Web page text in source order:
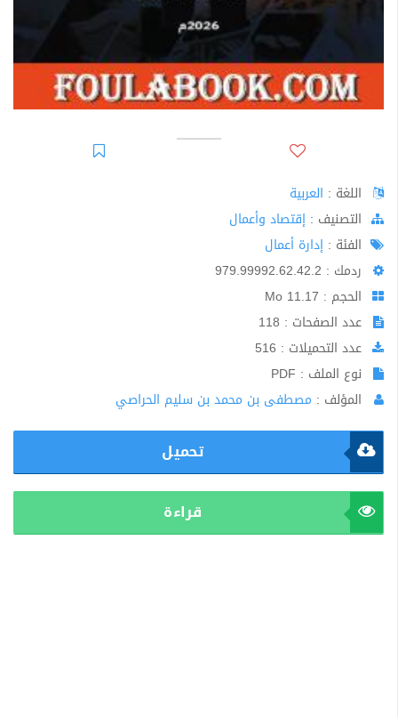
اللغة : العربية
اﻟﺘﺼﻨﻴﻒ : إقتصاد وأعمال
الفئة : إدارة أعمال
ردمك : 979.99992.62.42.2
الحجم : 11.17 Mo
عدد الصفحات : 118
عدد التحميلات : 516
نوع الملف : PDF
المؤلف : مصطفى بن محمد بن سليم الحراصي
تحميل
قراءة